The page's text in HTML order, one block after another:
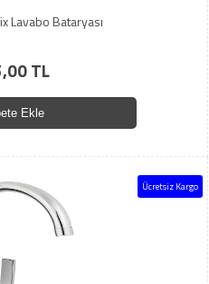
Lavabo Bataryası
TL
Ekle
Ücretsiz Kargo